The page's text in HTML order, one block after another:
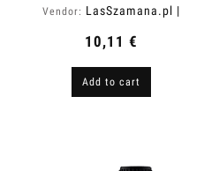
Vendor: LasSzamana.pl |
10,11 €
Add to cart